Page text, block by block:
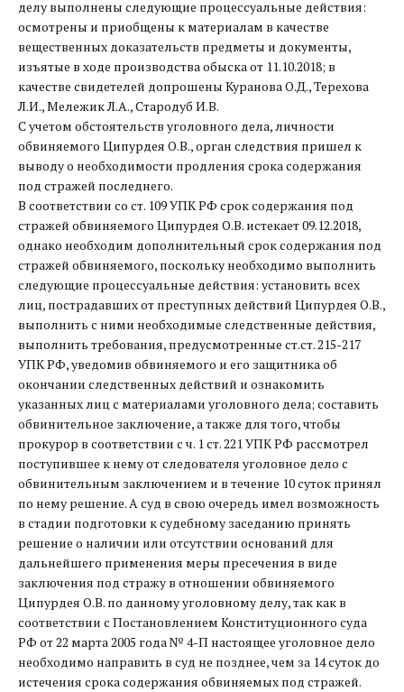
делу выполнены следующие процессуальные действия:
осмотрены и приобщены к материалам в качестве
вещественных доказательств предметы и документы,
изъятые в ходе производства обыска от 11.10.2018; в
качестве свидетелей допрошены Куранова О.Д., Терехова
Л.И., Мележик Л.А., Стародуб И.В.
С учетом обстоятельств уголовного дела, личности
обвиняемого Ципурдея О.В., орган следствия пришел к
выводу о необходимости продления срока содержания
под стражей последнего.
В соответствии со ст. 109 УПК РФ срок содержания под
стражей обвиняемого Ципурдея О.В. истекает 09.12.2018,
однако необходим дополнительный срок содержания под
стражей обвиняемого, поскольку необходимо выполнить
следующие процессуальные действия: установить всех
лиц, пострадавших от преступных действий Ципурдея О.В.,
выполнить с ними необходимые следственные действия,
выполнить требования, предусмотренные ст.ст. 215-217
УПК РФ, уведомив обвиняемого и его защитника об
окончании следственных действий и ознакомить
указанных лиц с материалами уголовного дела; составить
обвинительное заключение, а также для того, чтобы
прокурор в соответствии с ч. 1 ст. 221 УПК РФ рассмотрел
поступившее к нему от следователя уголовное дело с
обвинительным заключением и в течение 10 суток принял
по нему решение. А суд в свою очередь имел возможность
в стадии подготовки к судебному заседанию принять
решение о наличии или отсутствии оснований для
дальнейшего применения меры пресечения в виде
заключения под стражу в отношении обвиняемого
Ципурдея О.В. по данному уголовному делу, так как в
соответствии с Постановлением Конституционного суда
РФ от 22 марта 2005 года № 4-П настоящее уголовное дело
необходимо направить в суд не позднее, чем за 14 суток до
истечения срока содержания обвиняемых под стражей.